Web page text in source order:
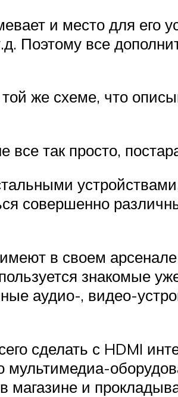
и место для его
Поэтому все
той же схеме, что
так просто,
совершенно
в своем
знакомые
аудио-, видео-
сделать с HDMI
мультимедиа-
и